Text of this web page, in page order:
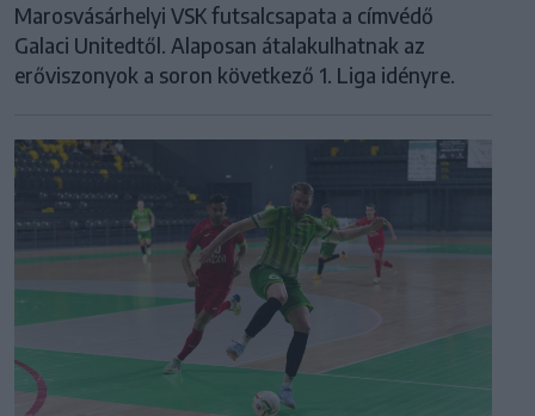
Marosvásárhelyi VSK futsalcsapata a címvédő
Galaci Unitedtől. Alaposan átalakulhatnak az
erőviszonyok a soron következő 1. Liga idényre.